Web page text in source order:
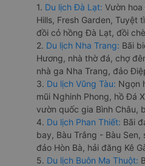
1. Du lịch Đà Lạt: Vườn
Hills, Fresh Garden, Tuyệt
đồi cỏ hồng Đà Lạt, đồi
2. Du lịch Nha Trang: Bãi
Hương, nhà thờ đá, chợ
nhà ga Nha Trang, đảo
3. Du lịch Vũng Tàu: Ngọn
mũi Nghinh Phong, hồ Đá
vườn quốc gia Bình Châu,
4. Du lịch Phan Thiết: Bãi
bay, Bàu Trắng - Bàu Sen,
đảo Hòn Bà, hải đăng Kê
5. Du lịch Buôn Ma Thuột: